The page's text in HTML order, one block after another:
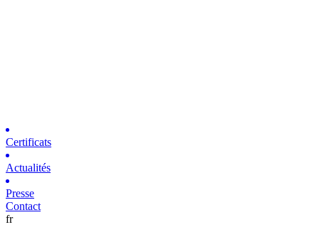
Certificats
Actualités
Presse
Contact
fr